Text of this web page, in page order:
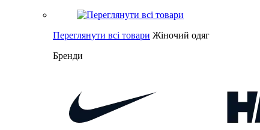
Переглянути всі товари Жіночий одяг
Бренди